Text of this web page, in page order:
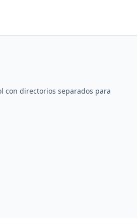
con directorios separados para